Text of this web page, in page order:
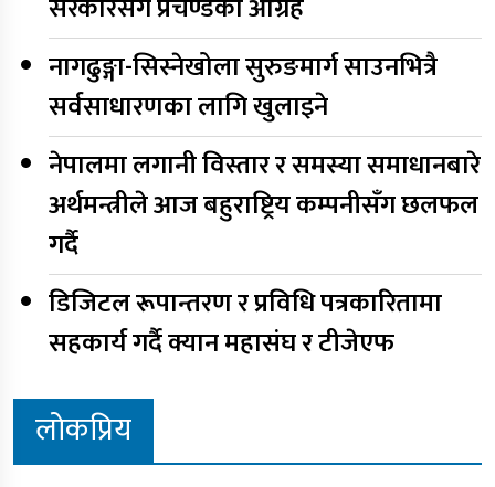
सरकारसँग प्रचण्डको आग्रह
नागढुङ्गा-सिस्नेखोला सुरुङमार्ग साउनभित्रै
सर्वसाधारणका लागि खुलाइने
नेपालमा लगानी विस्तार र समस्या समाधानबारे
अर्थमन्त्रीले आज बहुराष्ट्रिय कम्पनीसँग छलफल
गर्दै
डिजिटल रूपान्तरण र प्रविधि पत्रकारितामा
सहकार्य गर्दै क्यान महासंघ र टीजेएफ
लोकप्रिय